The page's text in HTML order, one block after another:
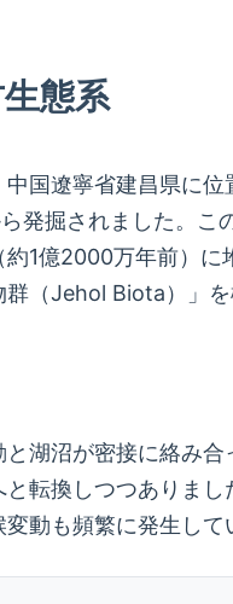
態系
国遼寧省建昌県に位
発掘されました。こ
1億2000万年前）に
（Jehol Biota）」
湖沼が密接に絡み合
転換しつつありまし
動も頻繁に発生して